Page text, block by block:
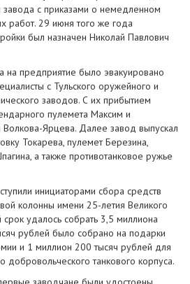
завода с приказами о немедленном
работ. 29 июня того же года
был назначен Николай Павлович
на предприятие было эвакуировано
с Тульского оружейного и
заводов. С их прибытием
пулемета Максим и
Ярцева. Далее завод выпускал
Токарева, пулемет Березина,
а также противотанковое ружье
инициаторами сбора средств
колонны имени 25-летия Великого
срок удалось собрать 3,5 миллиона
рублей было собрано на подарки
и 1 миллион 200 тысяч рублей для
добровольческого танкового корпуса.